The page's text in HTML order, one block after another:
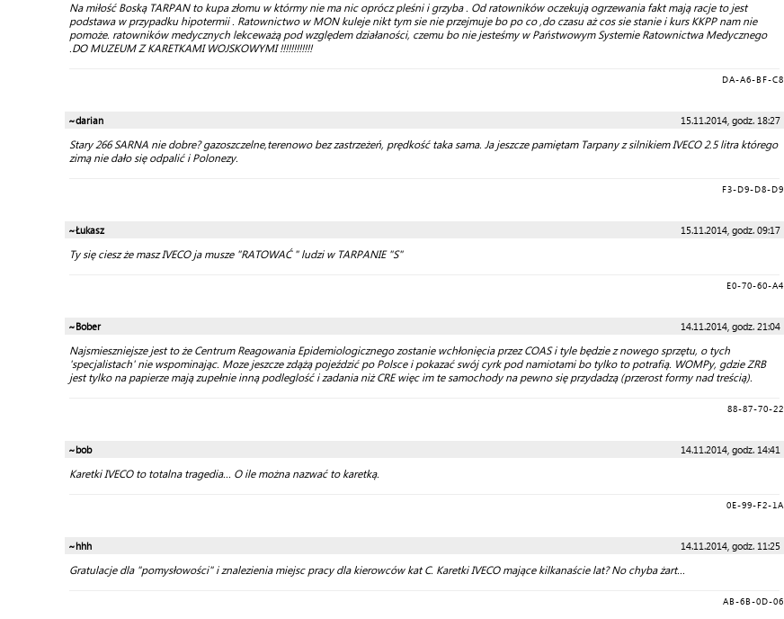
Na miłość Boską TARPAN to kupa złomu w którmy nie ma nic oprócz pleśni i grzyba . Od ratowników oczekują ogrzewania fakt mają racje to jest
podstawa w przypadku hipotermii . Ratownictwo w MON kuleje nikt tym sie nie przejmuje bo po co ,do czasu aż cos sie stanie i kurs KKPP nam nie
pomoże. ratowników medycznych lekceważą pod względem działaności, czemu bo nie jesteśmy w Państwowym Systemie Ratownictwa Medycznego
.DO MUZEUM Z KARETKAMI WOJSKOWYMI !!!!!!!!!!!!
DA-A6-BF-C8
~darian 15.11.2014, godz. 18:27
Stary 266 SARNA nie dobre? gazoszczelne,terenowo bez zastrzeżeń, prędkość taka sama. Ja jeszcze pamiętam Tarpany z silnikiem IVECO 2.5 litra którego
zimą nie dało się odpalić i Polonezy.
F3-D9-D8-D9
~Łukasz 15.11.2014, godz. 09:17
Ty się ciesz że masz IVECO ja musze "RATOWAĆ " ludzi w TARPANIE "S"
E0-70-60-A4
~Bober 14.11.2014, godz. 21:04
Najsmieszniejsze jest to że Centrum Reagowania Epidemiologicznego zostanie wchłonięcia przez COAS i tyle będzie z nowego sprzętu, o tych
'specjalistach' nie wspominając. Moze jeszcze zdążą pojeździć po Polsce i pokazać swój cyrk pod namiotami bo tylko to potrafią. WOMPy, gdzie ZRB
jest tylko na papierze mają zupełnie inną podleglość i zadania niż CRE więc im te samochody na pewno się przydadzą (przerost formy nad treścią).
88-87-70-22
~bob 14.11.2014, godz. 14:41
Karetki IVECO to totalna tragedia... O ile można nazwać to karetką.
0E-99-F2-1A
~hhh 14.11.2014, godz. 11:25
Gratulacje dla "pomysłowości" i znalezienia miejsc pracy dla kierowców kat C. Karetki IVECO mające kilkanaście lat? No chyba żart...
AB-6B-0D-06